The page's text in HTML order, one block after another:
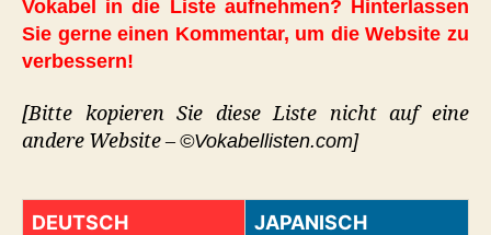
Vokabel in die Liste aufnehmen? Hinterlassen
Sie gerne einen Kommentar, um die Website zu
verbessern!
[Bitte kopieren Sie diese Liste nicht auf eine
andere Website – ©Vokabellisten.com]
DEUTSCH
JAPANISCH